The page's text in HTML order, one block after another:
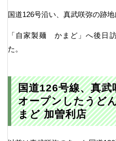
国道126号沿い、真武咲弥の跡
「自家製麺 かまど」へ後日
た。
国道126号線、真
オープンしたうど
まど 加曽利店